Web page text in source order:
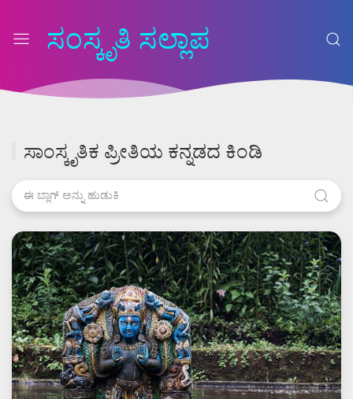
ಸಂಸ್ಕೃತಿ ಸಲ್ಲಾಪ
ಸಾಂಸ್ಕೃತಿಕ ಪ್ರೀತಿಯ ಕನ್ನಡದ ಕಿಂಡಿ